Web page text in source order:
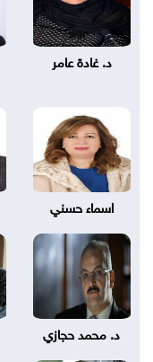
د. غادة عامر
اسماء حسني
د. محمد حجازي